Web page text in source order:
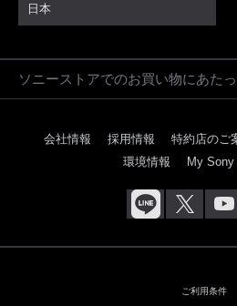
日本
ソニーストアでのお買い物にあた
会社情報 採用情報 特約店のご
環境情報
My
ご利用条件